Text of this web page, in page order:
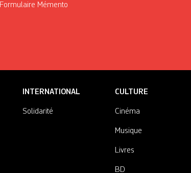
Formulaire Mémento
INTERNATIONAL
Solidarité
CULTURE
Cinéma
Musique
Livres
BD